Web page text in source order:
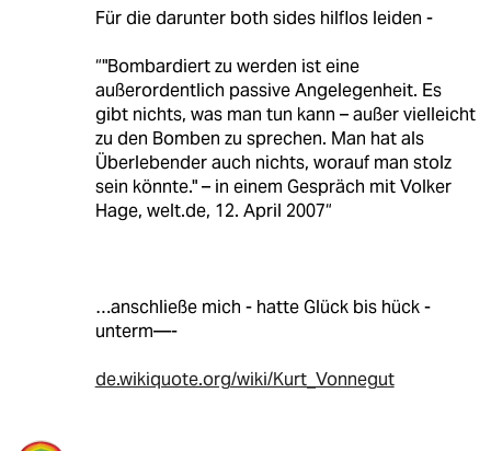
Für die darunter both sides hilflos leiden -
“"Bombardiert zu werden ist eine
außerordentlich passive Angelegenheit. Es
gibt nichts, was man tun kann – außer vielleicht
zu den Bomben zu sprechen. Man hat als
Überlebender auch nichts, worauf man stolz
sein könnte." – in einem Gespräch mit Volker
Hage, welt.de, 12. April 2007“
…anschließe mich - hatte Glück bis hück -
unterm—-
de.wikiquote.org/wiki/Kurt_Vonnegut